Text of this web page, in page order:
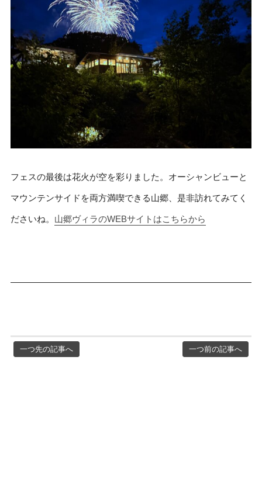
フェスの最後は花火が空を彩りました。オーシャンビューと
マウンテンサイドを両方満喫できる山郷、是非訪れてみてく
ださいね。 山郷ヴィラのWEBサイトはこちらから
一つ先の記事へ 一つ前の記事へ